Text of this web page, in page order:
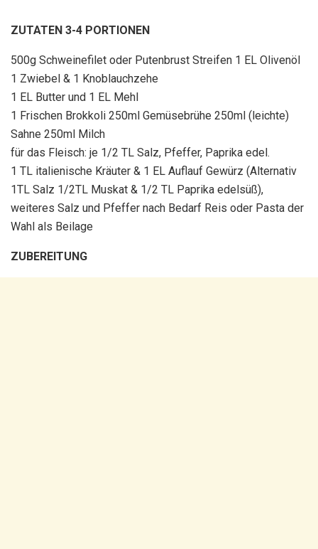
ZUTATEN 3-4 PORTIONEN
500g Schweinefilet oder Putenbrust Streifen 1 EL Olivenöl
1 Zwiebel & 1 Knoblauchzehe
1 EL Butter und 1 EL Mehl
1 Frischen Brokkoli 250ml Gemüsebrühe 250ml (leichte)
Sahne 250ml Milch
für das Fleisch: je 1/2 TL Salz, Pfeffer, Paprika edel.
1 TL italienische Kräuter & 1 EL Auflauf Gewürz (Alternativ
1TL Salz 1/2TL Muskat & 1/2 TL Paprika edelsüß),
weiteres Salz und Pfeffer nach Bedarf Reis oder Pasta der
Wahl als Beilage
ZUBEREITUNG